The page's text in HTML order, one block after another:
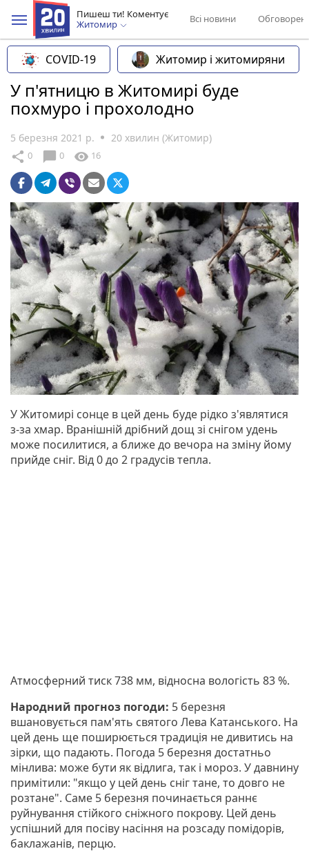
Пишеш ти! Коментує
Житомир
Всі новини
COVID-19 Житомир і житомиряни
У п'ятницю в Житомирі буде
похмуро і прохолодно
5 березня 2021 р. 20 хвилин (Житомир)
share 0 chat_bubble 0 visibility 16
У Житомирі сонце в цей день буде рідко з'являтися
з-за хмар. Вранішній дрібний дощ зі снігом удень
може посилитися, а ближе до вечора на зміну йому
прийде сніг. Від 0 до 2 градусів тепла.
Атмосферний тиск 738 мм, відносна вологість 83 %.
Народний прогноз погоди: 5 березня
вшановується пам'ять святого Лева Катанського. На
цей день ще поширюється традиція не дивитись на
зірки, що падають. Погода 5 березня достатньо
мінлива: може бути як відлига, так і мороз. У давнину
примітили: "якщо у цей день сніг тане, то довго не
розтане". Саме 5 березня починається раннє
руйнування стійкого сніжного покрову. Цей день
успішний для посіву насіння на розсаду помідорів,
баклажанів, перцю.